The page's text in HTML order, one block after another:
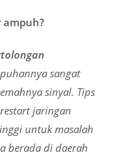
ampuh?
sangat
sinyal. Tips
jaringan
untuk masalah
berada di daerah